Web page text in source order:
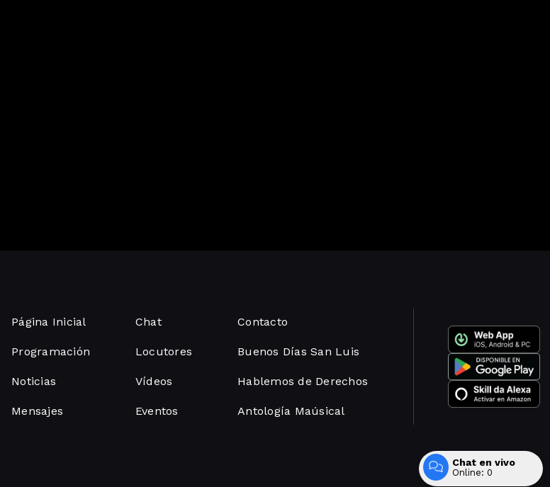
Página Inicial
Programación
Noticias
Mensajes
Chat
Locutores
Vídeos
Eventos
Contacto
Buenos Días San Luis
Hablemos de Derechos
Antología Maúsical
Desarrollado por
Chat en vivo
Online: 0